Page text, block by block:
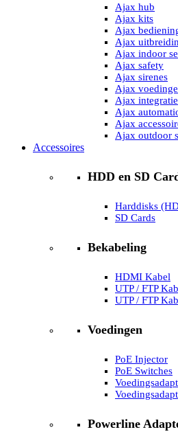
Ajax hub
Ajax kits
Ajax
Ajax
Ajax indoor
Ajax safety
Ajax sirenes
Ajax
Ajax integratie
Ajax
Ajax
Ajax outdoor
Accessoires
HDD en SD
Harddisks
SD Cards
Bekabeling
HDMI Kabel
UTP / FTP
UTP / FTP
Voedingen
PoE Injector
PoE Switches
Powerline